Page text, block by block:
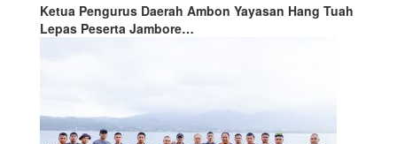
Ketua Pengurus Daerah Ambon Yayasan Hang Tuah
Lepas Peserta Jambore…